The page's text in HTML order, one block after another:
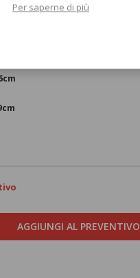
AGGIUNGI AL PREVENTIVO
Per saperne di più